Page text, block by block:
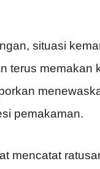
situasi
terus memakan
pemakaman.
mencatat